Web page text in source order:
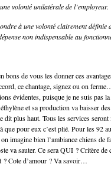
volonté unilatérale de l’employeur.
à une volonté clairement
non indispensable au
de vous les donner ces
ce chantage, signez ou on
évidentes, puisque je ne suis pas
et sa production va baisser
dit plus haut. Tous les services
pour eux c’est plié. Pour les 92
imagine bien l’ambiance chiens de
va sauter. Ce sera QUI ? Critère de
? Cote d’amour ? Va savoir…